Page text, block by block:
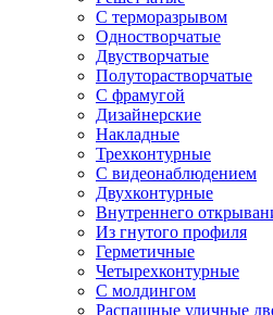
С терморазрывом
Одностворчатые
Двустворчатые
Полуторастворчатые
С фрамугой
Дизайнерские
Накладные
Трехконтурные
С видеонаблюдением
Двухконтурные
Внутреннего
Из гнутого профиля
Герметичные
Четырехконтурные
С молдингом
Распашные уличные